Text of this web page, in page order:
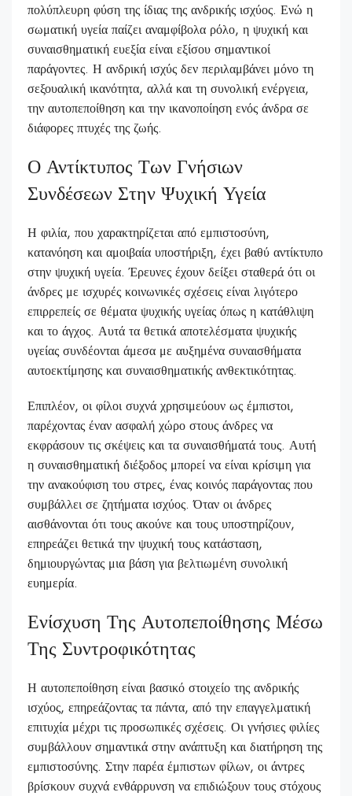
πολύπλευρη φύση της ίδιας της ανδρικής ισχύος. Ενώ η
σωματική υγεία παίζει αναμφίβολα ρόλο, η ψυχική και
συναισθηματική ευεξία είναι εξίσου σημαντικοί
παράγοντες. Η ανδρική ισχύς δεν περιλαμβάνει μόνο τη
σεξουαλική ικανότητα, αλλά και τη συνολική ενέργεια,
την αυτοπεποίθηση και την ικανοποίηση ενός άνδρα σε
διάφορες πτυχές της ζωής.
Ο Αντίκτυπος Των Γνήσιων
Συνδέσεων Στην Ψυχική Υγεία
Η φιλία, που χαρακτηρίζεται από εμπιστοσύνη,
κατανόηση και αμοιβαία υποστήριξη, έχει βαθύ αντίκτυπο
στην ψυχική υγεία. Έρευνες έχουν δείξει σταθερά ότι οι
άνδρες με ισχυρές κοινωνικές σχέσεις είναι λιγότερο
επιρρεπείς σε θέματα ψυχικής υγείας όπως η κατάθλιψη
και το άγχος. Αυτά τα θετικά αποτελέσματα ψυχικής
υγείας συνδέονται άμεσα με αυξημένα συναισθήματα
αυτοεκτίμησης και συναισθηματικής ανθεκτικότητας.
Επιπλέον, οι φίλοι συχνά χρησιμεύουν ως έμπιστοι,
παρέχοντας έναν ασφαλή χώρο στους άνδρες να
εκφράσουν τις σκέψεις και τα συναισθήματά τους. Αυτή
η συναισθηματική διέξοδος μπορεί να είναι κρίσιμη για
την ανακούφιση του στρες, ένας κοινός παράγοντας που
συμβάλλει σε ζητήματα ισχύος. Όταν οι άνδρες
αισθάνονται ότι τους ακούνε και τους υποστηρίζουν,
επηρεάζει θετικά την ψυχική τους κατάσταση,
δημιουργώντας μια βάση για βελτιωμένη συνολική
ευημερία.
Ενίσχυση Της Αυτοπεποίθησης Μέσω
Της Συντροφικότητας
Η αυτοπεποίθηση είναι βασικό στοιχείο της ανδρικής
ισχύος, επηρεάζοντας τα πάντα, από την επαγγελματική
επιτυχία μέχρι τις προσωπικές σχέσεις. Οι γνήσιες φιλίες
συμβάλλουν σημαντικά στην ανάπτυξη και διατήρηση της
εμπιστοσύνης. Στην παρέα έμπιστων φίλων, οι άντρες
βρίσκουν συχνά ενθάρρυνση να επιδιώξουν τους στόχους